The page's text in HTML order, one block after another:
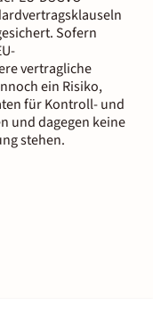
Sofern
vertragliche
ein Risiko,
für Kontroll- und
und dagegen keine
stehen.